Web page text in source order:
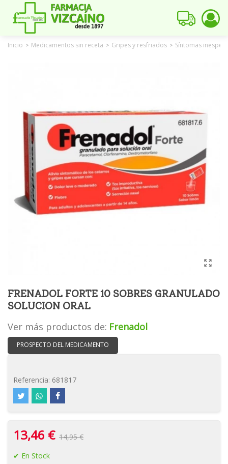
Inicio > Medicamentos sin receta > Gripes y resfriados > Síntomas
FRENADOL FORTE 10 SOBRES GRANULADO
SOLUCION ORAL
Ver más productos de: Frenadol
PROSPECTO DEL MEDICAMENTO
Referencia: 681817
13,46 € 14,95 €
En Stock